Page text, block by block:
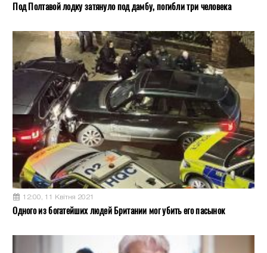
Под Полтавой лодку затянуло под дамбу, погибли три человека
12:00, 11 Квітня 2021
Одного из богатейших людей Британии мог убить его пасынок